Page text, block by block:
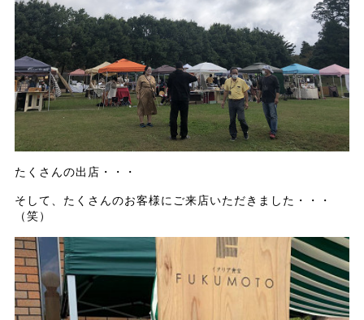
たくさんの出店・・・
そして、たくさんのお客様にご来店いただきました・・・
（笑）